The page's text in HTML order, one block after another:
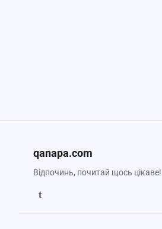
qanapa.com
Відпочинь, почитай щось цікаве!
t